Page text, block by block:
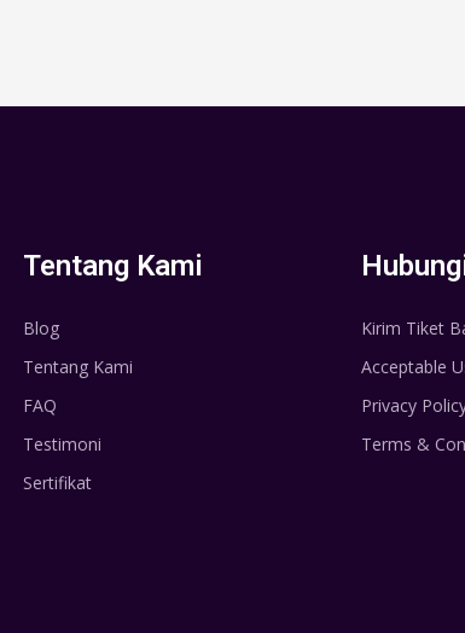
Tentang Kami
Blog
Tentang Kami
FAQ
Testimoni
Sertifikat
Kirim Tiket
Acceptable
Privacy
Terms &